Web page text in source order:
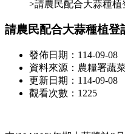
>請農民配合大蒜種
請農民配合大蒜種植
發佈日期：114-09-08
資料來源：農糧署蔬
更新日期：114-09-08
觀看次數：1225